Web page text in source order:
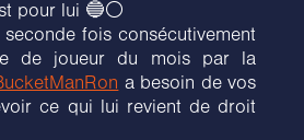
pour lui 🔵⚪
fois consécutivement
de joueur du mois par la
a besoin de vos
ce qui lui revient de droit